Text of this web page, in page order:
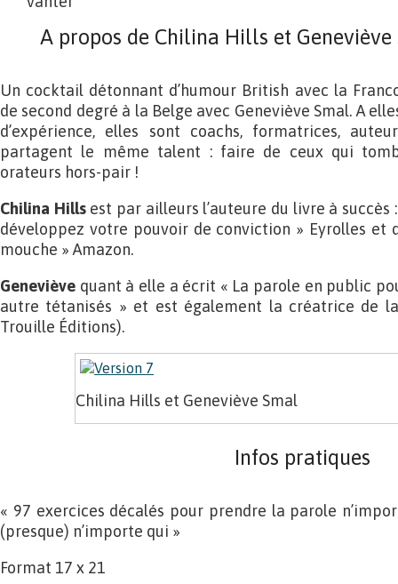
A propos de Chilina Hills et Geneviève
Un cocktail détonnant d’humour British avec la
de second degré à la Belge avec Geneviève Smal. A
d’expérience, elles sont coachs, formatrices,
partagent le même talent : faire de ceux qui
orateurs hors-pair !
Chilina Hillsest par ailleurs l’auteure du livre à succès
développez votre pouvoir de conviction » Eyrolles et
mouche » Amazon.
Geneviève quant à elle a écrit « La parole en public
autre tétanisés » et est également la créatrice de
Trouille Éditions).
Chilina Hills et Geneviève Smal
Infos pratiques
« 97 exercices décalés pour prendre la parole
(presque) n’importe qui »
Format 17 x 21